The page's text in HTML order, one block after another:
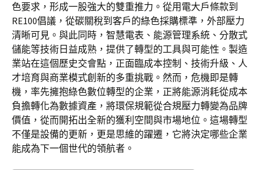
色要求，形成一股強大的雙重推力。從用電大戶條款到
RE100倡議，從碳關稅到客戶的綠色採購標準，外部壓力
清晰可見。與此同時，智慧電表、能源管理系統、分散式
儲能等技術日益成熟，提供了轉型的工具與可能性。製造
業站在這個歷史交會點，正面臨成本控制、技術升級、人
才培育與商業模式創新的多重挑戰。然而，危機即是轉
機，率先擁抱綠色數位轉型的企業，正將能源消耗從成本
負擔轉化為數據資產，將環保規範從合規壓力轉變為品牌
價值，從而開拓出全新的獲利空間與市場地位。這場轉型
不僅是設備的更新，更是思維的躍遷，它將決定哪些企業
能成為下一個世代的領航者。